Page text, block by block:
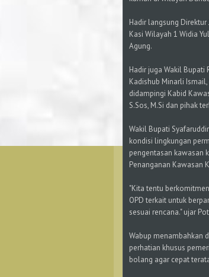
Hadir langsung Direktur
Kasi Wilayah 1 Widia
Agung.
Hadir juga Wakil Bupati
Kadishub Minarli Ismail,
didampingi Kabid
S.Sos, M.Si dan pihak
Wakil Bupati
kondisi lingkungan
pengentasan kawasan
Penanganan Kawasan
"Kita tentu
OPD terkait untuk
sesuai rencana." ujar
Wabup menambahkan
perhatian khusus
bolang agar cepat